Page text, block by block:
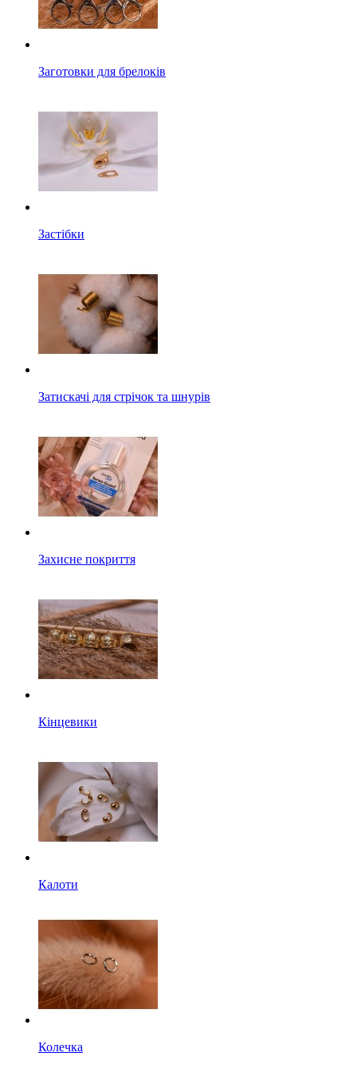
Заготовки для брелоків
Застібки
Затискачі для стрічок та шнурів
Захисне покриття
Кінцевики
Калоти
Колечка